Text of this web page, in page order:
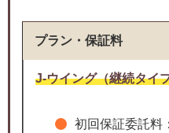
プラン・保証料
J-ウイング（継続タイ
初回保証委託料